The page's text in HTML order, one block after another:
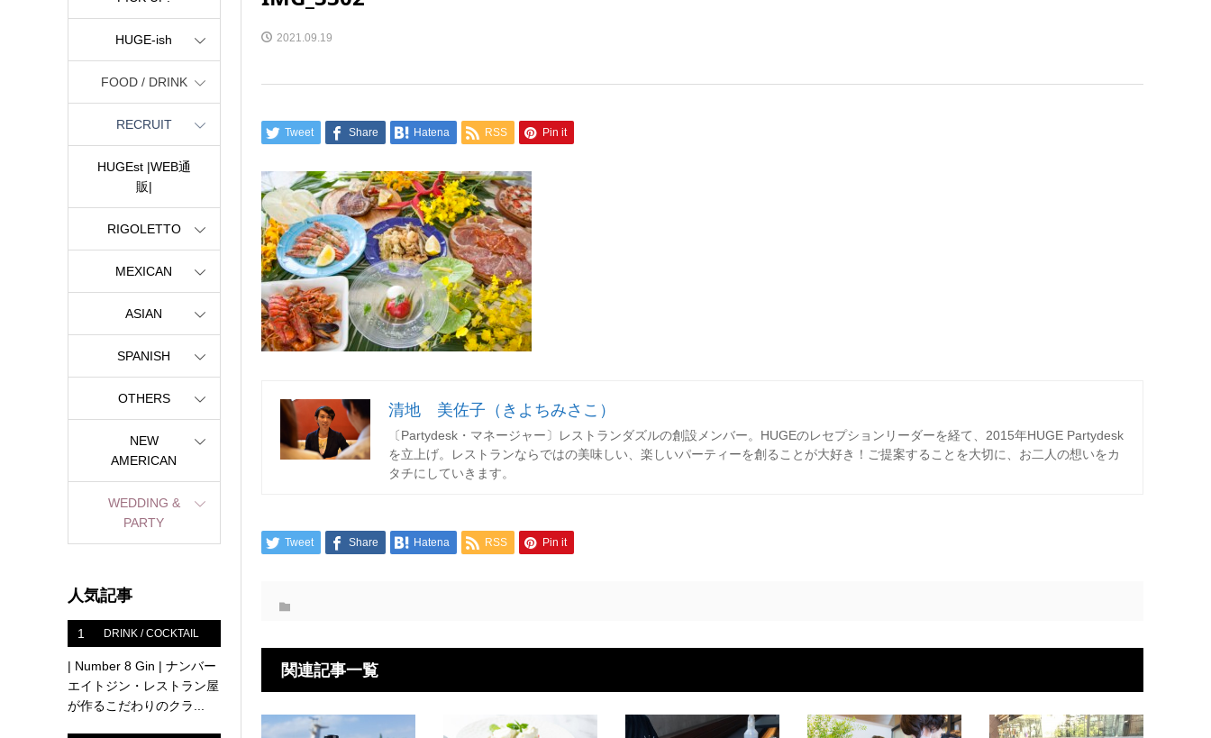
2021.09.19
Tweet Share Hatena RSS Pin it
清地 美佐子（きよちみさこ）
〔Partydesk・マネージャー〕レストランダズルの創設メンバー。HUGEのレセプションリーダーを経て、2015年HUGE Partydesk
を立上げ。レストランならではの美味しい、楽しいパーティーを創ることが大好き！ご提案することを大切に、お二人の想いをカ
タチにしていきます。
Tweet Share Hatena RSS Pin it
関連記事一覧
HUGE-ish
FOOD / DRINK
RECRUIT
HUGEst |WEB通
販|
RIGOLETTO
MEXICAN
ASIAN
SPANISH
OTHERS
NEW
AMERICAN
WEDDING &
PARTY
人気記事
1 DRINK / COCKTAIL
| Number 8 Gin | ナンバー
エイトジン・レストラン屋
が作るこだわりのクラ...